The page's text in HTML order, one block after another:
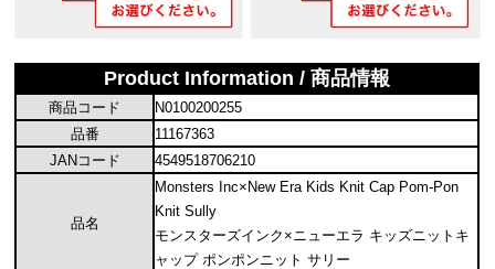
Product Information / 商品情報
商品コード
N0100200255
品番
11167363
JANコード
4549518706210
品名
Monsters Inc×New Era Kids Knit Cap Pom-Pon
Knit Sully
モンスターズインク×ニューエラ キッズニットキ
ャップ ポンポンニット サリー